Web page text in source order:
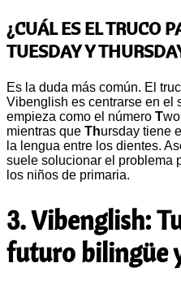
¿CUÁL ES EL TRUCO
TUESDAY Y
Es la duda más común. El
Vibenglish es centrarse en el
empieza como el número T
mientras que Thursday tiene
la lengua entre los dientes.
suele solucionar el problema
los niños de primaria.
3. Vibenglish:
futuro bilingüe